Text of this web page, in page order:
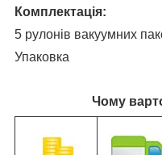
Комплектація:
5 рулонів вакуумних
Упаковка
Чому